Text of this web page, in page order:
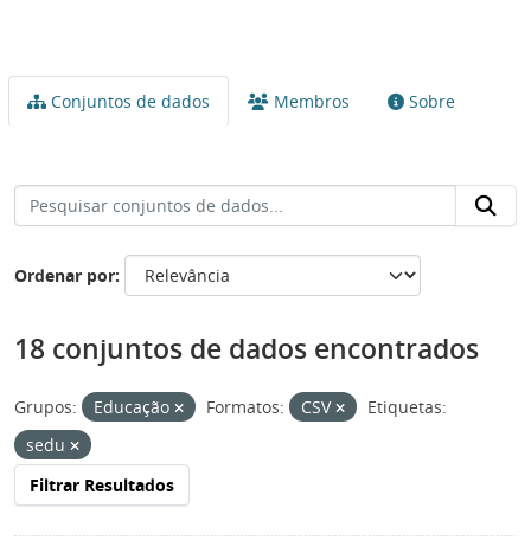
Conjuntos de dados Membros Sobre
Ordenar por
18 conjuntos de dados encontrados
Grupos: Educação Formatos: CSV
Etiquetas:
sedu
Filtrar Resultados